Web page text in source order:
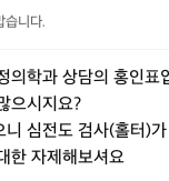
습니다.
의학과 상담의 홍인표
으시지요?
심전도 검사(홀터)
한 자제해보셔요